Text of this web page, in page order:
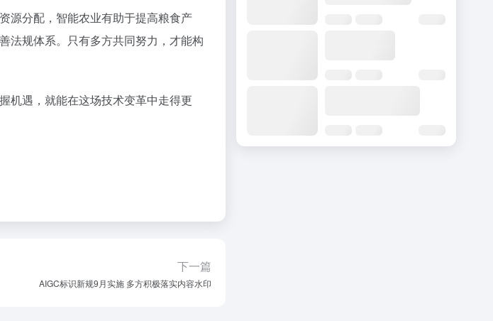
源分配，智能农业有助于提高粮食产
法规体系。只有多方共同努力，才能构
机遇，就能在这场技术变革中走得更
下一篇
AIGC标识新规9月实施 多方积极落实内容水印